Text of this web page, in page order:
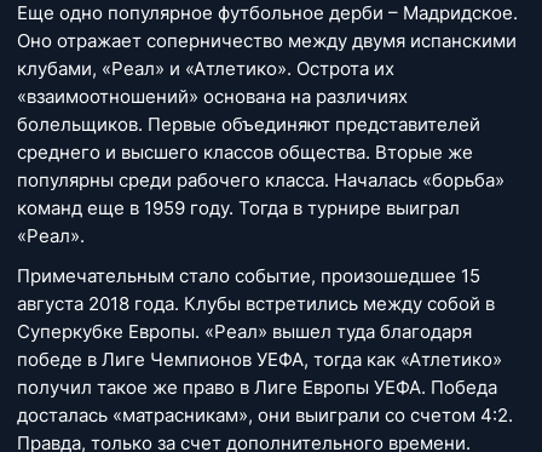
Еще одно популярное футбольное дерби – Мадридское.
Оно отражает соперничество между двумя испанскими
клубами, «Реал» и «Атлетико». Острота их
«взаимоотношений» основана на различиях
болельщиков. Первые объединяют представителей
среднего и высшего классов общества. Вторые же
популярны среди рабочего класса. Началась «борьба»
команд еще в 1959 году. Тогда в турнире выиграл
«Реал».
Примечательным стало событие, произошедшее 15
августа 2018 года. Клубы встретились между собой в
Суперкубке Европы. «Реал» вышел туда благодаря
победе в Лиге Чемпионов УЕФА, тогда как «Атлетико»
получил такое же право в Лиге Европы УЕФА. Победа
досталась «матрасникам», они выиграли со счетом 4:2.
Правда, только за счет дополнительного времени.